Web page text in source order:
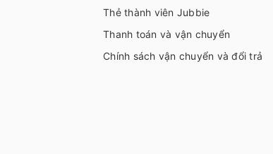
Thẻ thành viên Jubbie
Thanh toán và vận chuyển
Chính sách vận chuyển và đổi trả